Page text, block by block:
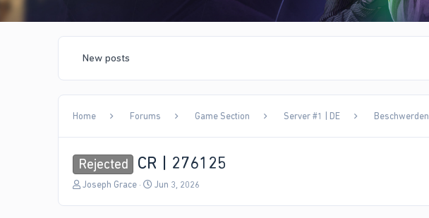
New posts
Home Forums Game Section Server #1 | DE Beschwerden
Rejected CR | 276125
T
Joseph Grace
S
Jun 3, 2026